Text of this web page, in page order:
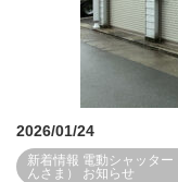
2026/01/24
新着情報 電動シャッター
んさま）
お知らせ